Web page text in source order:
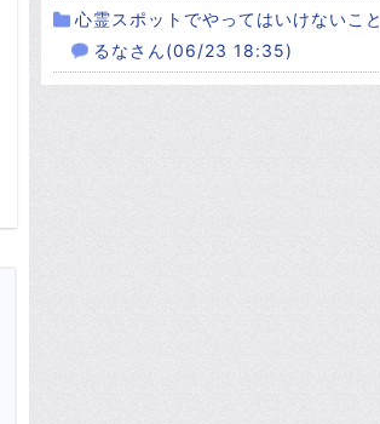
心霊スポットでやってはいけないこと
るなさん(06/23 18:35)